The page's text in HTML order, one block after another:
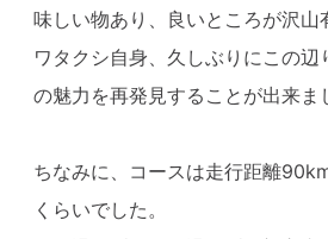
味しい物あり、良いところが沢山
ワタクシ自身、久しぶりにこの
の魅力を再発見することが出来ま
ちなみに、コースは走行距離
くらいでした。